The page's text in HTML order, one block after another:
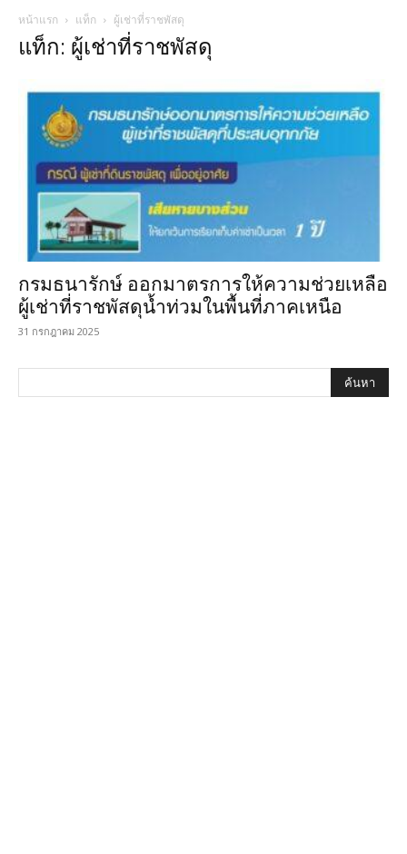
หน้าแรก แท็ก ผู้เช่าที่ราชพัสดุ
แท็ก: ผู้เช่าที่ราชพัสดุ
กรมธนารักษ์ ออกมาตรการให้ความช่วยเหลือ
ผู้เช่าที่ราชพัสดุน้ำท่วมในพื้นที่ภาคเหนือ
31 กรกฎาคม 2025